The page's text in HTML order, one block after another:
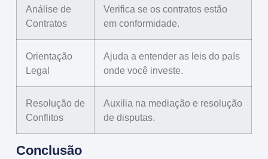
Análise de
Contratos
Verifica se os contratos estão
em conformidade.
Orientação
Legal
Ajuda a entender as leis do país
onde você investe.
Resolução de
Conflitos
Auxilia na mediação e resolução
de disputas.
Conclusão